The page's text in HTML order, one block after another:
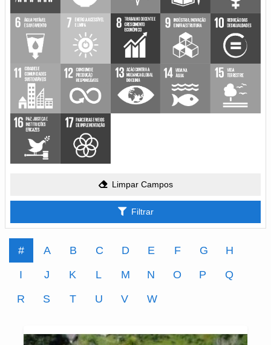
Limpar Campos
Filtrar
# A B C D E F G
H
I
J K L M N O P
Q
R
S T U V W